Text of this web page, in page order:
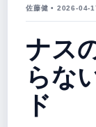
佐藤健 • 2026-04-
ナス
らな
ド